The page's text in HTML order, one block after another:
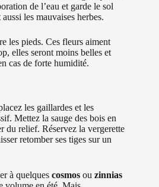
de l’eau et garde le sol
les mauvaises herbes.
les pieds. Ces fleurs aiment
elles seront moins belles et
cas de forte humidité.
les gaillardes et les
Mettez la sauge des bois en
du relief. Réservez la vergerette
retomber ses tiges sur un
à quelques cosmos ou zinnias